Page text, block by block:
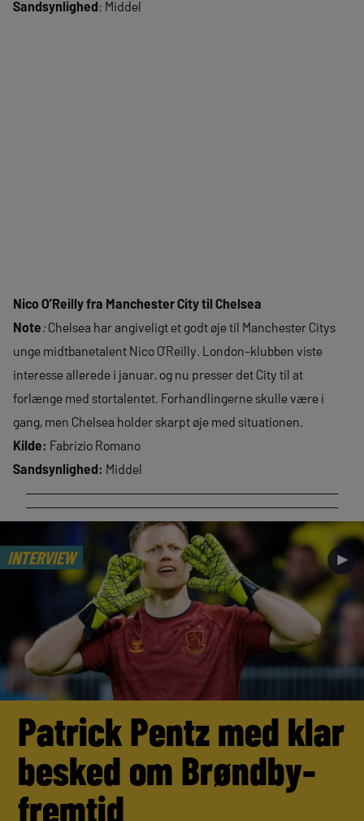
Sandsynlighed: Middel
Nico O’Reilly fra Manchester City til Chelsea
Note: Chelsea har angiveligt et godt øje til Manchester Citys
unge midtbanetalent Nico O’Reilly. London-klubben viste
interesse allerede i januar, og nu presser det City til at
forlænge med stortalentet. Forhandlingerne skulle være i
gang, men Chelsea holder skarpt øje med situationen.
Kilde: Fabrizio Romano
Sandsynlighed: Middel
INTERVIEW ►
Patrick Pentz med klar
besked om Brøndby-
fremtid